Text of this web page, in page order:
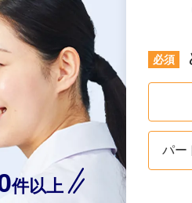
件以上
パー